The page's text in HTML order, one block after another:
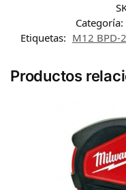
Categoría:
Etiquetas: M12 BPD-
Productos